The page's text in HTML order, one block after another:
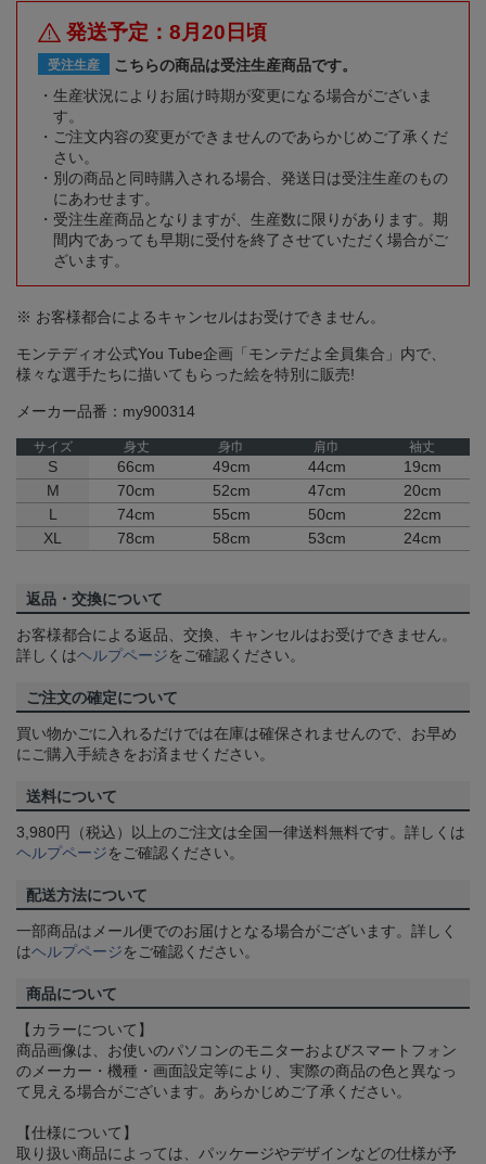
発送予定：8月20日頃
受注生産
こちらの商品は受注生産商品です。
生産状況によりお届け時期が変更になる場合がございま
す。
ご注文内容の変更ができませんのであらかじめご了承くだ
さい。
別の商品と同時購入される場合、発送日は受注生産のもの
にあわせます。
受注生産商品となりますが、生産数に限りがあります。期
間内であっても早期に受付を終了させていただく場合がご
ざいます。
※ お客様都合によるキャンセルはお受けできません。
モンテディオ公式You Tube企画「モンテだよ全員集合」内で、
様々な選手たちに描いてもらった絵を特別に販売!
メーカー品番：my900314
サイズ 身丈 身巾 肩巾 袖丈
S 66cm 49cm 44cm
19cm
M
70cm 52cm 47cm
20cm
L
74cm 55cm 50cm
22cm
XL
78cm 58cm 53cm 24cm
返品・交換について
お客様都合による返品、交換、キャンセルはお受けできません。
詳しくはヘルプページをご確認ください。
ご注文の確定について
買い物かごに入れるだけでは在庫は確保されませんので、お早め
にご購入手続きをお済ませください。
送料について
3,980円（税込）以上のご注文は全国一律送料無料です。詳しくは
ヘルプページをご確認ください。
配送方法について
一部商品はメール便でのお届けとなる場合がございます。詳しく
はヘルプページをご確認ください。
商品について
【カラーについて】
商品画像は、お使いのパソコンのモニターおよびスマートフォン
のメーカー・機種・画面設定等により、実際の商品の色と異なっ
て見える場合がございます。あらかじめご了承ください。
【仕様について】
取り扱い商品によっては、パッケージやデザインなどの仕様が予